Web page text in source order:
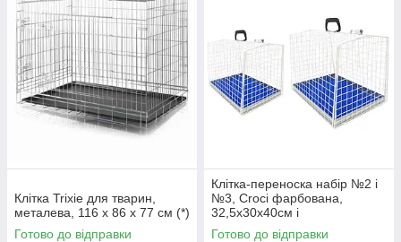
Клітка Trixie для тварин,
металева, 116 x 86 x 77 см (*)
Готово до відправки
Клітка-переноска набір №2 і
№3, Croci фарбована,
32,5x30x40см і
36,5x33x42,5см (*)
Готово до відправки